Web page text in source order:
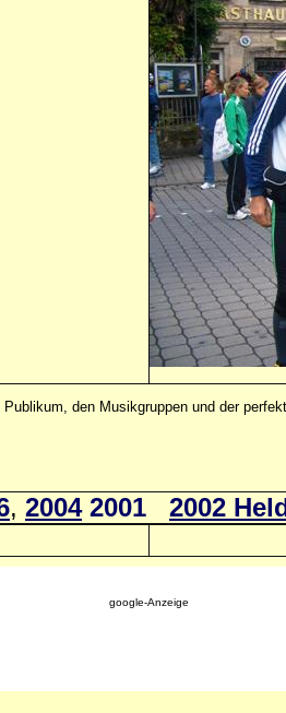
den Musikgruppen und der
, 2004 2001 2002
google-Anzeige